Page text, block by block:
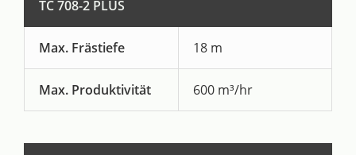
TC 708-2 PLUS
Max. Frästiefe 18 m
Max. Produktivität 600 m³/hr